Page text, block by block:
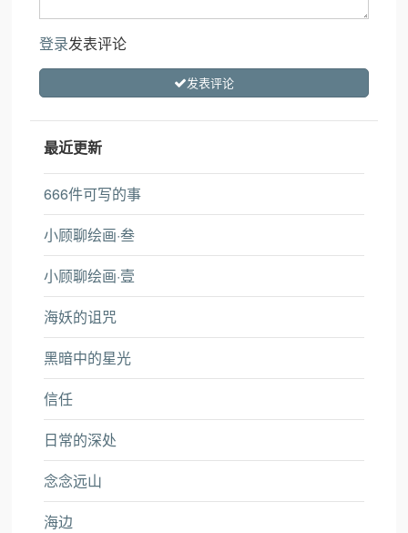
登录发表评论
发表评论
最近更新
666件可写的事
小顾聊绘画·叁
小顾聊绘画·壹
海妖的诅咒
黑暗中的星光
信任
日常的深处
念念远山
海边